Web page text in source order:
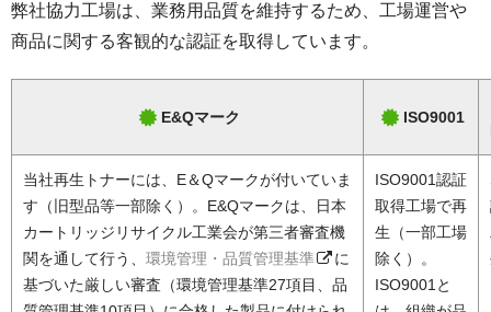
弊社協力工場は、業務用品質を維持するため、工場運営や
商品に関する客観的な認証を取得しています。
E&Qマーク ISO9001
当社再生トナーには、E＆Qマークが付いていま
す（旧型品等一部除く）。E&Qマークは、日本
カートリッジリサイクル工業会が第三者審査機
関を通して行う、 環境管理・品質管理基準
に
基づいた厳しい審査（環境管理基準27項目、品
ISO9001認証
取得工場で再
生（一部工場
除く）。
ISO9001と